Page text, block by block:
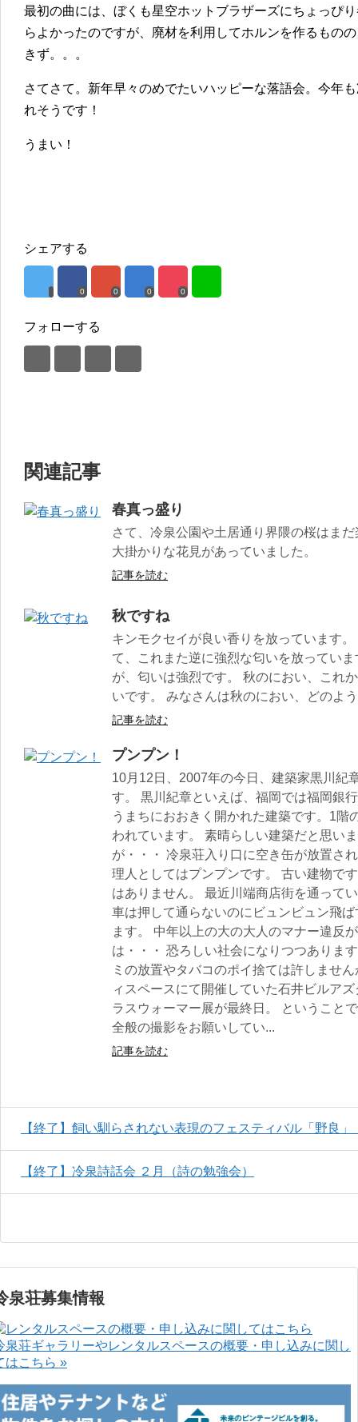
最初の曲には、ぼくも星空ホットブラザーズにちょっぴ
らよかったのですが、廃材を利用してホルンを作るもの
きず。。。
さてさて。新年早々のめでたいハッピーな落語会。今年
れそうです！
うまい！
シェアする
0 0 0 0
フォローする
関連記事
春真っ盛り
さて、冷泉公園や土居通り界隈の桜はま
大掛かりな花見があっていました。
記事を読む
秋ですね
キンモクセイが良い香りを放っています
て、これまた逆に強烈な匂いを放ってい
が、匂いは強烈です。 秋のにおい、これ
いです。 みなさんは秋のにおい、どのよ
記事を読む
プンプン！
10月12日、2007年の今日、建築家黒川紀
す。 黒川紀章といえば、福岡では福岡銀
うまちにおおきく開かれた建築です。1階
われています。 素晴らしい建築だと思い
が・・・ 冷泉荘入り口に空き缶が放置さ
理人としてはプンプンです。 古い建物で
はありません。 最近川端商店街を通って
車は押して通らないのにビュンビュン飛
ます。 中年以上の大の大人のマナー違反
は・・・ 恐ろしい社会になりつつありま
ミの放置やタバコのポイ捨ては許しませ
ィスペースにて開催していた石井ビルア
ラスウォーマー展が最終日。 ということ
全般の撮影をお願いしてい...
記事を読む
【終了】飼い馴らされない表現のフェスティバル「野
【終了】冷泉詩話会 ２月（詩の勉強会）
泉荘募集情報
泉荘ギャラリーやレンタルスペースの概要・申し込みに関し
はこちら »